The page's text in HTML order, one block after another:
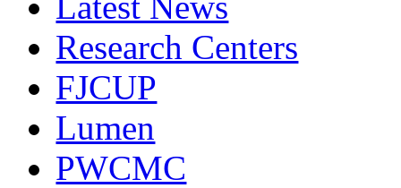
Research Centers
FJCUP
Lumen
PWCMC